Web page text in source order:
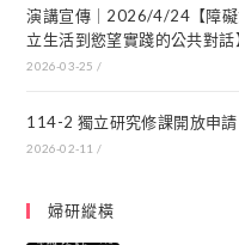
演講宣傳｜2026/4/24【障礙
立生活到慾望實踐的公共對話
2026-03-25 /
114-2 獨立研究修課開放申請
2026-02-11 /
婦研縱橫